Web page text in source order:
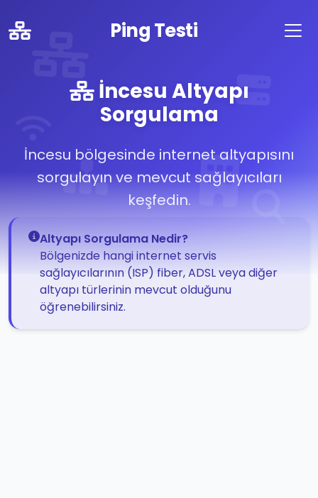
Ping Testi
İncesu Altyapı
Sorgulama
İncesu bölgesinde internet altyapısını
sorgulayın ve mevcut sağlayıcıları
keşfedin.
Altyapı Sorgulama Nedir?
Bölgenizde hangi internet servis
sağlayıcılarının (ISP) fiber, ADSL veya diğer
altyapı türlerinin mevcut olduğunu
öğrenebilirsiniz.